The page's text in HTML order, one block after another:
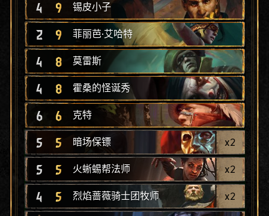
4 9 锡皮小子
2 9 菲丽芭·艾哈特
4 8 莫雷斯
4 8 霍桑的怪诞秀
6 6 克特
5 5 暗场保镖 x2
5 5 火蜥蜴帮法师 x2
4 5 烈焰蔷薇骑士团牧师 x2